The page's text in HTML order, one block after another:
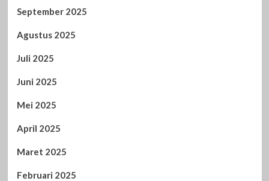
September 2025
Agustus 2025
Juli 2025
Juni 2025
Mei 2025
April 2025
Maret 2025
Februari 2025